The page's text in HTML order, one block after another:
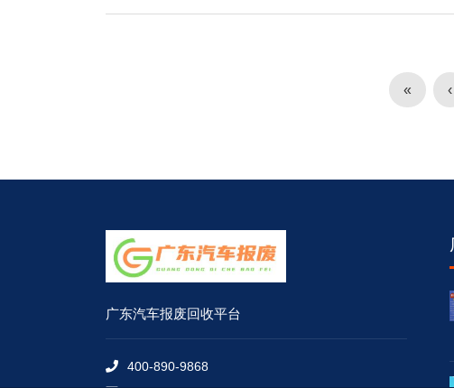
« ‹
广东汽车报废回收平台
400-890-9868